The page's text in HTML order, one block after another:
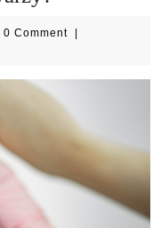
0 Comment